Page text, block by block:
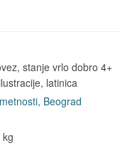
stanje vrlo dobro 4+
latinica
Beograd
kg